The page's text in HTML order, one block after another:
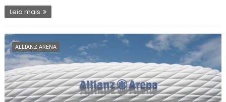
Leia mais
ALLIANZ ARENA